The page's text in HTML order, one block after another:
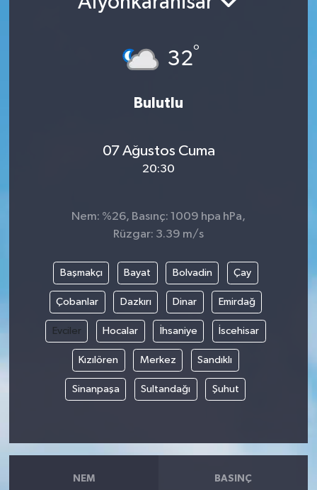
32°
Bulutlu
07 Ağustos Cuma
20:30
Nem: %26, Basınç: 1009 hpa hPa,
Rüzgar: 3.39 m/s
Başmakçı Bayat Bolvadin Çay
Çobanlar Dazkırı Dinar Emirdağ
Evciler Hocalar İhsaniye İscehisar
Kızılören Merkez Sandıklı
Sinanpaşa Sultandağı Şuhut
NEM BASINÇ